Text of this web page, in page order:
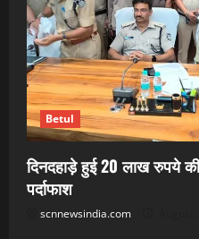
Betul
दिनदहाड़े हुई 20 लाख रुपये
पर्दाफाश
scnnewsindia.com